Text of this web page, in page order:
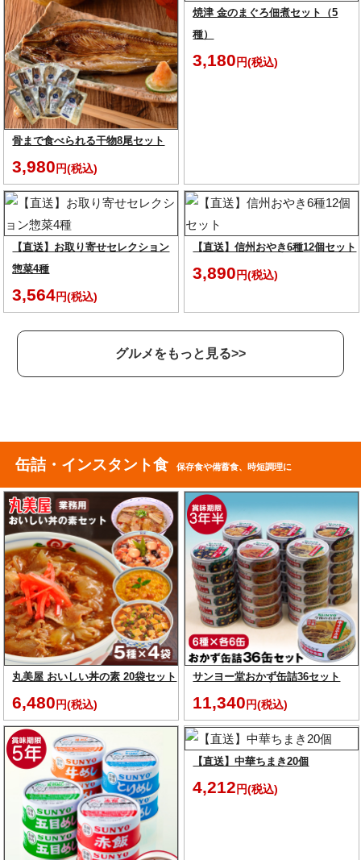
骨まで食べられる干物8尾セット
3,980円(税込)
焼津 金のまぐろ佃煮セット（5
種）
3,180円(税込)
【直送】お取り寄せセレクション
惣菜4種
3,564円(税込)
【直送】信州おやき6種12個セット
3,890円(税込)
グルメをもっと見る>>
缶詰・インスタント食 保存食や備蓄食、時短調理に
丸美屋 おいしい丼の素 20袋セット
6,480円(税込)
サンヨー堂おかず缶詰36セット
11,340円(税込)
【直送】中華ちまき20個
4,212 円(税込)